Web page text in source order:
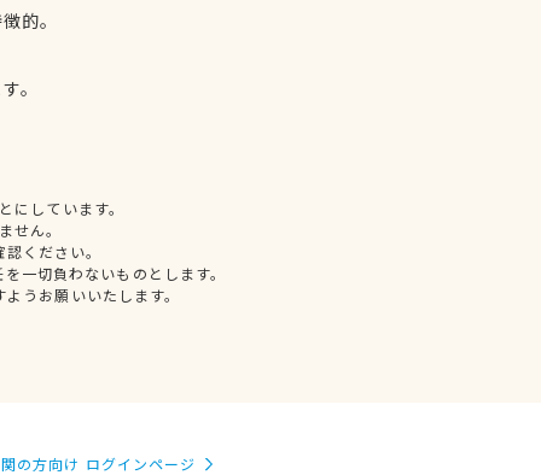
的。
。
しています。
せん。
ください。
一切負わないものとします。
うお願いいたします。
の方向け ログインページ